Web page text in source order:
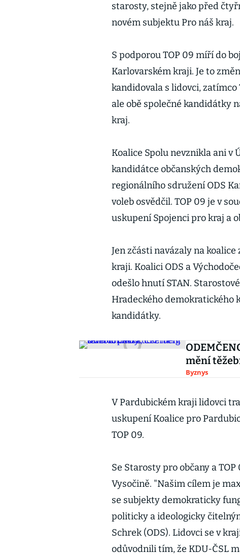
starosty, stejně jako před
novém subjektu Pro náš kraj.
S podporou TOP 09 míří do
Karlovarském kraji. Je to
kandidovala s lidovci, zatímco
ale obě společné kandidátky
kraj.
Koalice Spolu nevznikla ani v
kandidátce občanských
regionálního sdružení ODS
voleb osvědčil. TOP 09 je v
uskupení Spojenci pro kraj a
Jen zčásti navázaly na
kraji. Koalici ODS a
odešlo hnutí STAN.
Hradeckého demokratického
kandidátky.
mění
Byznys
V Pardubickém kraji lidovci
uskupení Koalice pro
TOP 09.
Se Starosty pro občany a
Vysočině. "Našim cílem je
se subjekty demokraticky
politicky a ideologicky
Schrek (ODS). Lidovci se v
odůvodnili tím, že KDU-ČSL